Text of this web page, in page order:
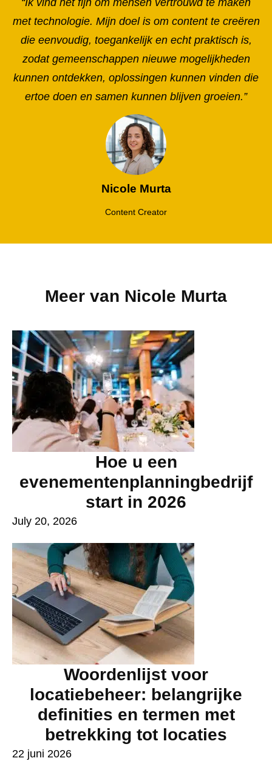
“Ik vind het fijn om mensen vertrouwd te maken
met technologie. Mijn doel is om content te creëren
die eenvoudig, toegankelijk en echt praktisch is,
zodat gemeenschappen nieuwe mogelijkheden
kunnen ontdekken, oplossingen kunnen vinden die
ertoe doen en samen kunnen blijven groeien.”
Nicole Murta
Content Creator
Meer van Nicole Murta
Hoe u een
evenementenplanningbedrijf
start in 2026
July 20, 2026
Woordenlijst voor
locatiebeheer: belangrijke
definities en termen met
betrekking tot locaties
22 juni 2026